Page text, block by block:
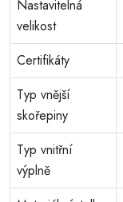
Nastavitelná
velikost
Certifikáty
Typ vnější
skořepiny
Typ vnitřní
výplně